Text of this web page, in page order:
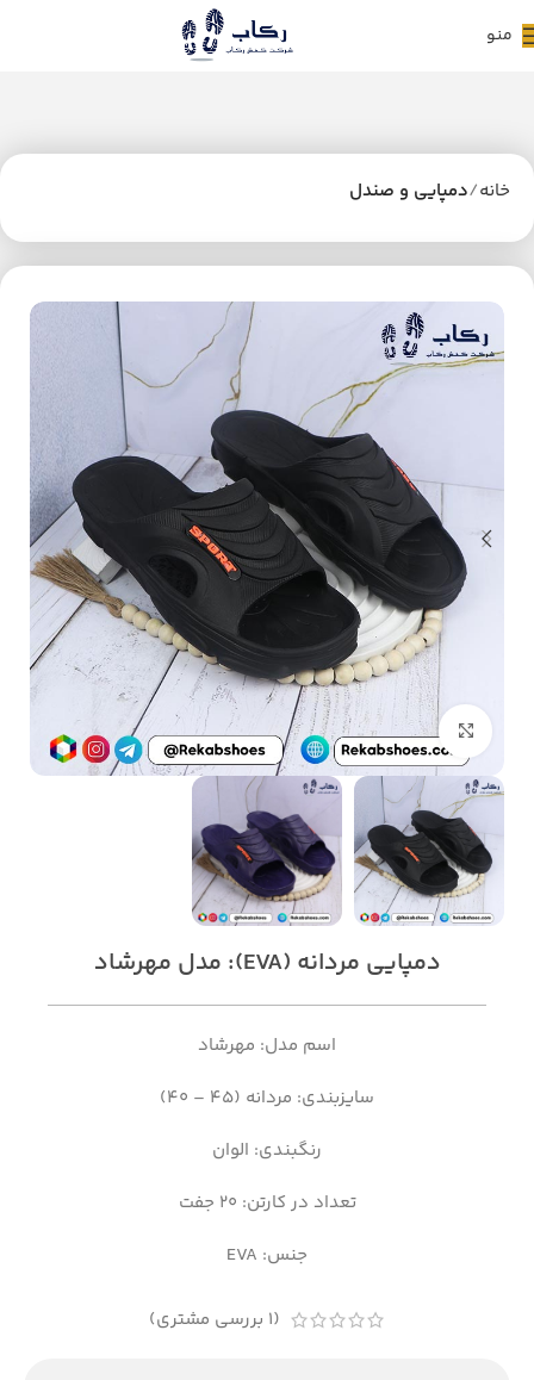
منو
خانه دمپایی و صندل
دمپایی مردانه (EVA): مدل مهرشاد
اسم مدل: مهرشاد
سایزبندی: مردانه (45 – 40)
رنگبندی: الوان
تعداد در کارتن: 20 جفت
جنس: EVA
(
1 بررسی مشتری)
بزرگنمایی تصویر